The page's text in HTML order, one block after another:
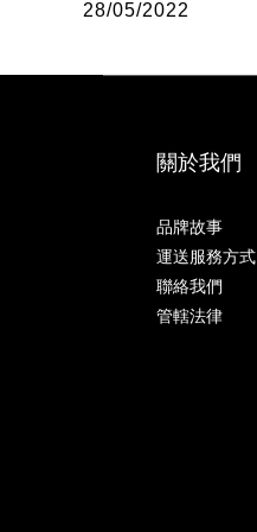
28/05/2022
關於我們
品牌故事
運送服務方式
聯絡我們
管轄法律